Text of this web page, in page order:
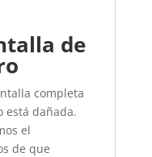
de
completa
está dañada.
el
de que